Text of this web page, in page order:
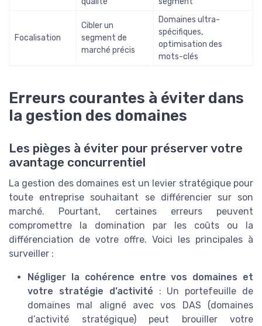
Focalisation
Cibler un
segment de
marché précis
Domaines ultra-
spécifiques,
optimisation des
mots-clés
Erreurs courantes à éviter dans
la gestion des domaines
Les pièges à éviter pour préserver votre
avantage concurrentiel
La gestion des domaines est un levier stratégique pour
toute entreprise souhaitant se différencier sur son
marché. Pourtant, certaines erreurs peuvent
compromettre la domination par les coûts ou la
différenciation de votre offre. Voici les principales à
surveiller :
Négliger la cohérence entre vos domaines et
votre stratégie d’activité : Un portefeuille de
domaines mal aligné avec vos DAS (domaines
d’activité stratégique) peut brouiller votre